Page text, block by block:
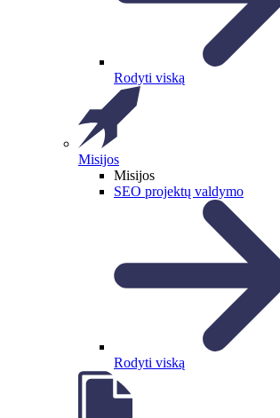
Rodyti viską
Misijos
Misijos
SEO projektų valdymo
Rodyti viską